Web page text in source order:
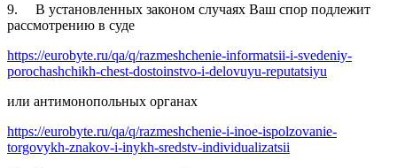
9. В установленных законом случаях Ваш спор подлежит
рассмотрению в суде
https://eurobyte.ru/qa/q/razmeshchenie-informatsii-i-svedeniy-
porochashchikh-chest-dostoinstvo-i-delovuyu-reputatsiyu
или антимонопольных органах
https://eurobyte.ru/qa/q/razmeshchenie-i-inoe-ispolzovanie-
torgovykh-znakov-i-inykh-sredstv-individualizatsii